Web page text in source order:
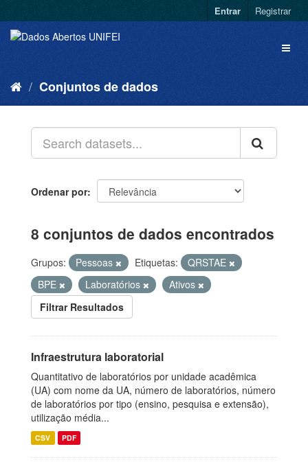
Entrar Registrar
Conjuntos de dados
Ordenar por
8 conjuntos de dados encontrados
Grupos: Pessoas Etiquetas:
QRSTAE
BPE
Laboratórios
Ativos
Filtrar Resultados
Infraestrutura laboratorial
Quantitativo de laboratórios por unidade acadêmica
(UA) com nome da UA, número de laboratórios, número
de laboratórios por tipo (ensino, pesquisa e extensão),
utilização média...
CSV PDF